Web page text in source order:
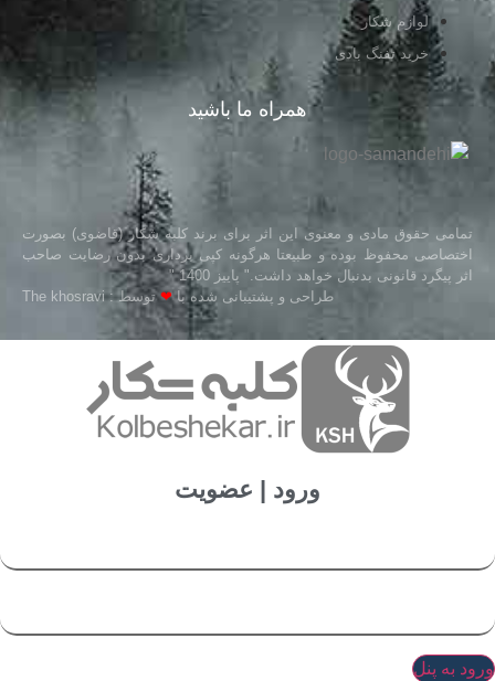
لوازم شکار
خرید تفنگ بادی
همراه ما باشید
تمامی حقوق مادی و معنوی این اثر برای برند کلبه شکار (قاضوی) بصورت
اختصاصی محفوظ بوده و طبیعتا هرگونه کپی برداری بدون رضایت صاحب
اثر پیگرد قانونی بدنبال خواهد داشت." پاییز 1400 "
طراحی و پشتیبانی شده با❤توسط : The khosravi
ورود | عضویت
ورود به پنل